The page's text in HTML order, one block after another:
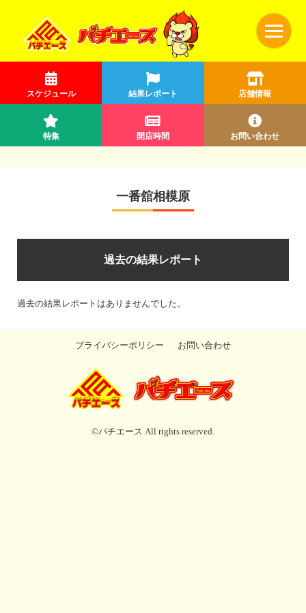
スケジュール 結果レポート 店舗情報
特集 開店時間 お問い合わせ
一番舘相模原
過去の結果レポート
過去の結果レポートはありませんでした。
プライバシーポリシー お問い合わせ
©パチエース All rights reserved.